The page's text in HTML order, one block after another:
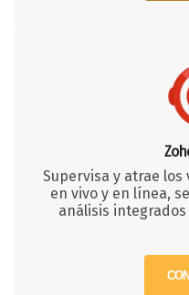
Supervisa y atrae
en vivo y en línea,
análisis